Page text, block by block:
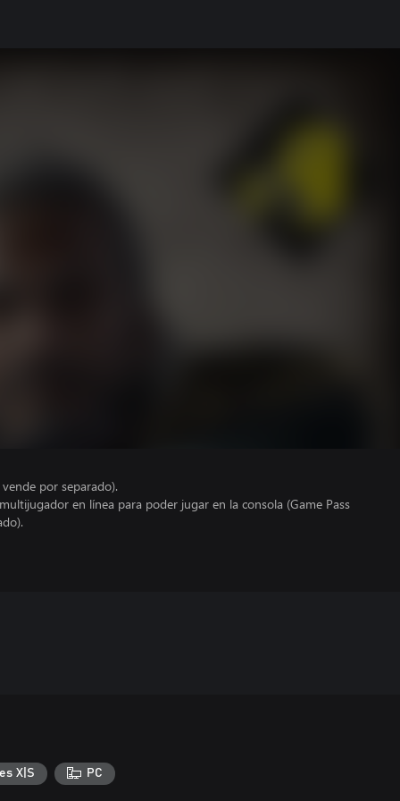
por separado).
en línea para poder jugar en la consola (Game Pass
X|S PC